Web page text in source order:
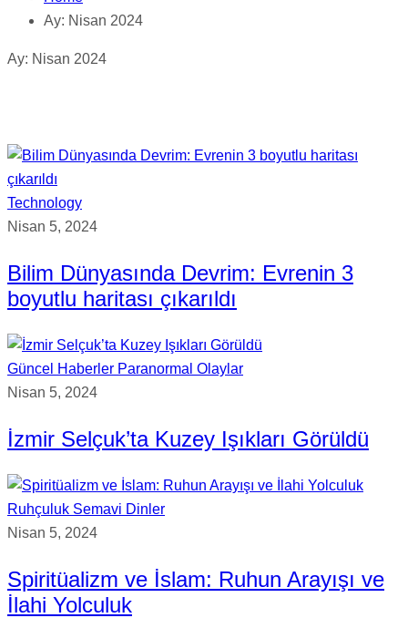
Ay: Nisan 2024
Ay: Nisan 2024
Technology
Nisan 5, 2024
Bilim Dünyasında Devrim: Evrenin 3
boyutlu haritası çıkarıldı
Güncel Haberler Paranormal Olaylar
Nisan 5, 2024
İzmir Selçuk’ta Kuzey Işıkları Görüldü
Ruhçuluk Semavi Dinler
Nisan 5, 2024
Spiritüalizm ve İslam: Ruhun Arayışı ve
İlahi Yolculuk